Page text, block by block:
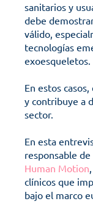
sanitarios y
debe
válido,
tecnologías
exoesqueletos.
En estos
y contribuye a
sector.
En esta
responsable
Human Motion
clínicos que
bajo el marco